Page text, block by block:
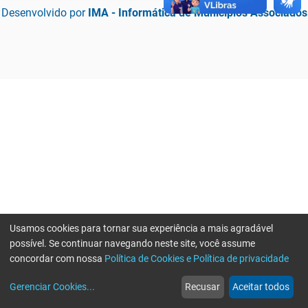
Desenvolvido por IMA - Informática de Municípios Associados
web
Notícias
more_horiz
Mais
Usamos cookies para tornar sua experiência a mais agradável
possível. Se continuar navegando neste site, você assume
concordar com nossa Política de Cookies e Política de privacidade
Gerenciar Cookies... Recusar Aceitar todos
Erro ao enviar informações, por favor tente novamente